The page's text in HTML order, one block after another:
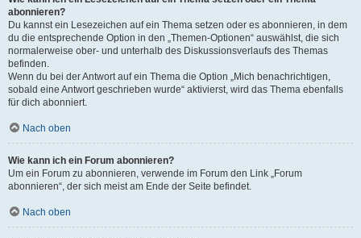
abonnieren?
Du kannst ein Lesezeichen auf ein Thema setzen oder es abonnieren, in dem
du die entsprechende Option in den „Themen-Optionen“ auswählst, die sich
normalerweise ober- und unterhalb des Diskussionsverlaufs des Themas
befinden.
Wenn du bei der Antwort auf ein Thema die Option „Mich benachrichtigen,
sobald eine Antwort geschrieben wurde“ aktivierst, wird das Thema ebenfalls
für dich abonniert.
Nach oben
Wie kann ich ein Forum abonnieren?
Um ein Forum zu abonnieren, verwende im Forum den Link „Forum
abonnieren“, der sich meist am Ende der Seite befindet.
Nach oben